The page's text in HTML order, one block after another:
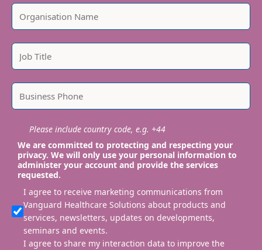
Please include country code, e.g. +44
We are committed to protecting and respecting your
privacy. We will only use your personal information to
administer your account and provide the services
requested.
I agree to receive marketing communications from
Vanguard Healthcare Solutions about products and
services, newsletters, updates on developments,
seminars and events.
I agree to share my interaction data to improve the